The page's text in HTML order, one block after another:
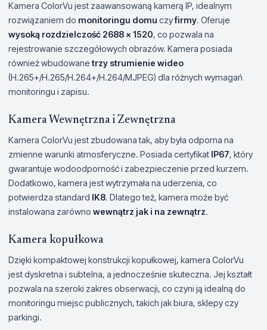
Kamera ColorVu jest zaawansowaną kamerą IP, idealnym
rozwiązaniem do monitoringu domu czyfirmy. Oferuje
wysoką rozdzielczość 2688 × 1520, co pozwala na
rejestrowanie szczegółowych obrazów. Kamera posiada
również wbudowanetrzy strumienie wideo
(H.265+/H.265/H.264+/H.264/MJPEG) dla różnych wymagań
monitoringu i zapisu.
Kamera Wewnętrzna i Zewnętrzna
Kamera ColorVu jest zbudowana tak, aby była odporna na
zmienne warunki atmosferyczne. Posiada certyfikat IP67, który
gwarantuje wodoodporność i zabezpieczenie przed kurzem.
Dodatkowo, kamera jest wytrzymała na uderzenia, co
potwierdza standard IK8. Dlatego też, kamera może być
instalowana zarówno wewnątrz jak i na zewnątrz.
Kamera kopułkowa
Dzięki kompaktowej konstrukcji kopułkowej, kamera ColorVu
jest dyskretna i subtelna, a jednocześnie skuteczna. Jej kształt
pozwala na szeroki zakres obserwacji, co czyni ją idealną do
monitoringu miejsc publicznych, takich jak biura, sklepy czy
parkingi.